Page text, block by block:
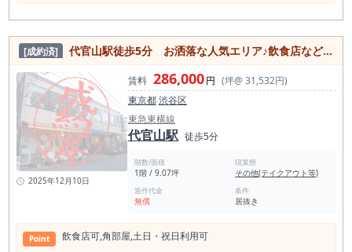
[成約済] 代官⼭駅徒歩5分 お洒落な人気エリア♪飲食店など入るテナントの一画！角部屋店舗
2025年12月10日
賃料 286,000円 (坪@ 31,532円)
東京都渋谷区
東急東横線
代官山駅 徒歩5分
階数/面積
1階 / 9.07坪
現業態
その他(テイクアウト等)
造作代金
無償
条件
居抜き
Point 飲⾷店可,⾓部屋,⼟⽇・祝⽇利⽤可